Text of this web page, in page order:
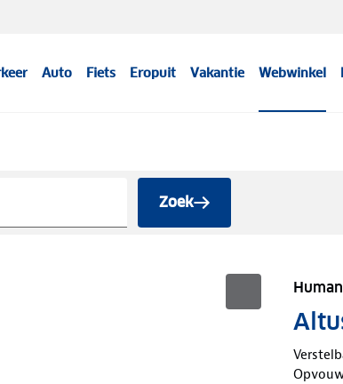
Auto Fiets Eropuit Vakantie Webwinkel
Zoek